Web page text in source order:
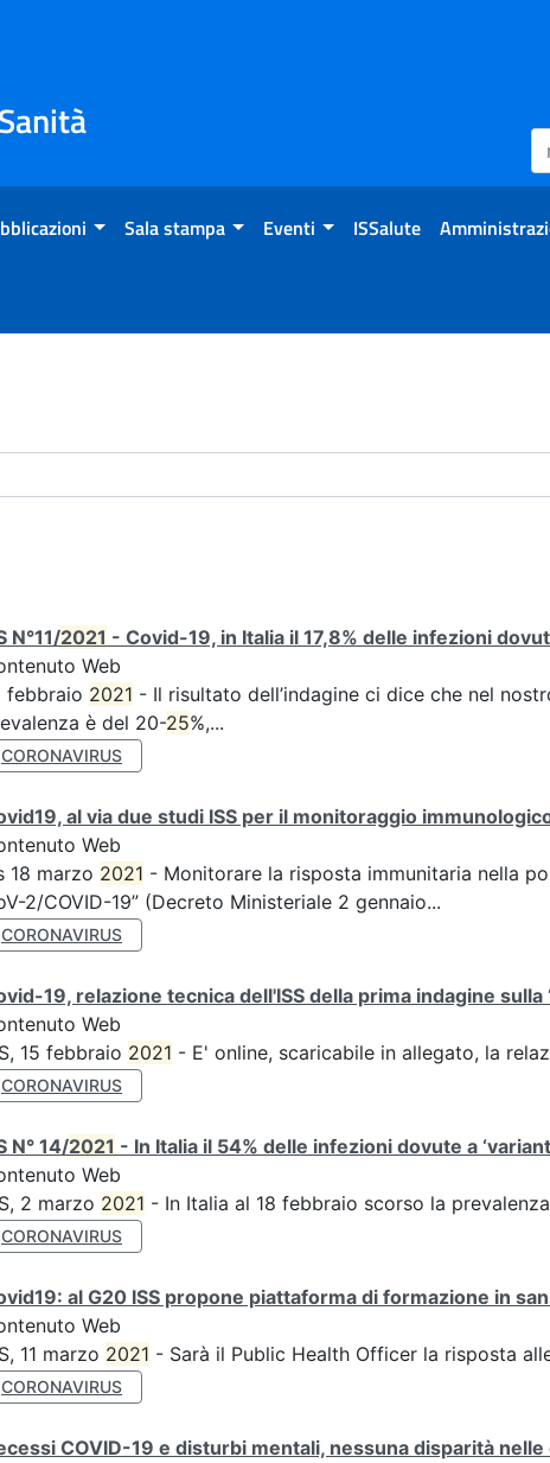
Sala stampa Eventi ISSalute
N°11/2021 - Covid-19, in Italia il 17,8% delle infezioni
Web
febbraio 2021 - Il risultato dell’indagine ci dice che nel
è del 20-25%,...
CORONAVIRUS
al via due studi ISS per il monitoraggio
Web
18 marzo 2021 - Monitorare la risposta immunitaria nella
2/COVID-19” (Decreto Ministeriale 2 gennaio...
CORONAVIRUS
19, relazione tecnica dell'ISS della prima indagine sulla
Web
15 febbraio 2021 - E' online, scaricabile in allegato, la
CORONAVIRUS
N° 14/2021 - In Italia il 54% delle infezioni dovute a
Web
2 marzo 2021 - In Italia al 18 febbraio scorso la
CORONAVIRUS
al G20 ISS propone piattaforma di formazione in
Web
11 marzo 2021 - Sarà il Public Health Officer la risposta
CORONAVIRUS
COVID-19 e disturbi mentali, nessuna disparità